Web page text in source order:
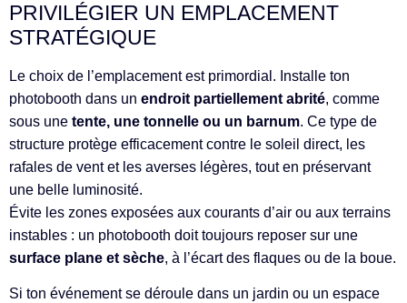
PRIVILÉGIER UN EMPLACEMENT
STRATÉGIQUE
Le choix de l’emplacement est primordial. Installe ton
photobooth dans un endroit partiellement abrité, comme
sous une tente, une tonnelle ou un barnum. Ce type de
structure protège efficacement contre le soleil direct, les
rafales de vent et les averses légères, tout en préservant
une belle luminosité.
Évite les zones exposées aux courants d’air ou aux terrains
instables : un photobooth doit toujours reposer sur une
surface plane et sèche, à l’écart des flaques ou de la boue.
Si ton événement se déroule dans un jardin ou un espace